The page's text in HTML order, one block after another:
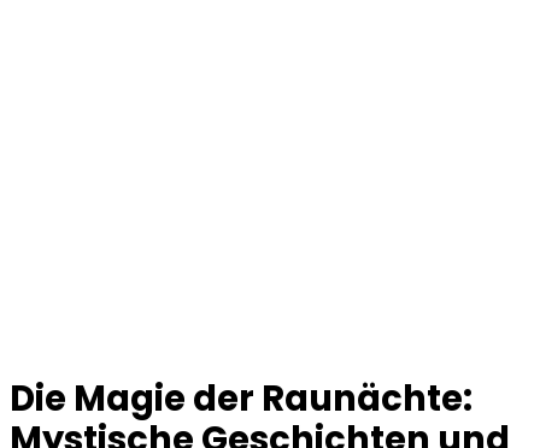
Die Magie der Raunächte: